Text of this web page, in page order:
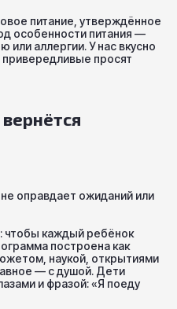
питание, утверждённое
особенности питания —
или аллергии. У нас вкусно
просят
оправдает ожиданий или
чтобы каждый ребёнок
построена как
наукой, открытиями
— с душой. Дети
и фразой: «Я поеду